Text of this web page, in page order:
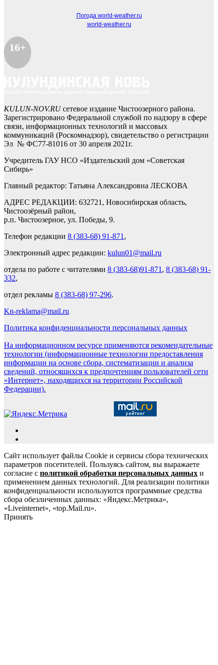
Погода world-weather.ru
world-weather.ru
16+
KULUN-NOV.RUсетевое издание Чистоозерного района.
Зарегистрировано Федеральной службой по надзору в сфере
связи, информационных технологий и массовых
коммуникаций (Роскомнадзор), свидетельство о регистрации
Эл № ФС77-81016 от 30 апреля 2021г.
Учредитель ГАУ НСО «Издательский дом «Советская
Сибирь»
Главный редактор: Татьяна Александровна ЛЕСКОВА
АДРЕС РЕДАКЦИИ: 632721, Новосибирская область,
Чистоозёрный район,
р.п. Чистоозерное, ул. Победы, 9.
Телефон редакции 8 (383-68) 91-871 ,
Электронный адрес редакции: kulun01@mail.ru
отдела по работе с читателями 8 (383-68)91-871 , 8 (383-68) 91-
332,
отдел рекламы 8 (383-68) 97-296.
Kn-reklama@mail.ru
Политика конфиденциальности персональных данных
На информационном ресурсе применяются рекомендательные
технологии (информационные технологии предоставления
информации на основе сбора, систематизации и анализа
сведений, относящихся к предпочтениям пользователей сети
«Интернет», находящихся на территории Российской
Федерации).
Сайт использует файлы Cookie и сервисы сбора технических
параметров посетителей. Пользуясь сайтом, вы выражаете
согласие с политикой обработки персональных данных и
применением данных технологий. Для реализации политики
конфиденциальности используются программные средства
сбора обезличенных данных: «Яндекс.Метрика»,
«Liveinternet», «top.Mail.ru».
Принять